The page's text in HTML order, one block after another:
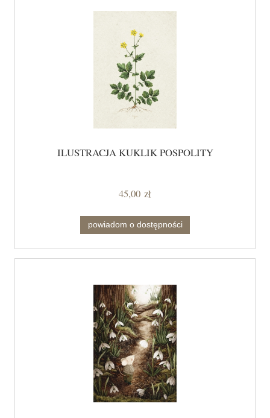
ILUSTRACJA KUKLIK POSPOLITY
45,00 zł
powiadom o dostępności